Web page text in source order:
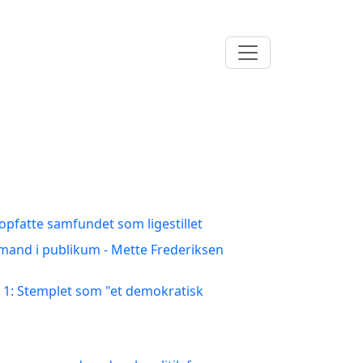
samfundet som ligestillet
i publikum - Mette Frederiksen
Stemplet som "et demokratisk